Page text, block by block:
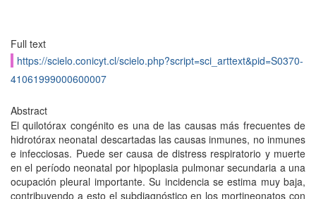
Full text
https://scielo.conicyt.cl/scielo.php?script=sci_arttext&pid=S0370-
41061999000600007
Abstract
El quilotórax congénito es una de las causas más frecuentes de
hidrotórax neonatal descartadas las causas inmunes, no inmunes
e infecciosas. Puede ser causa de distress respiratorio y muerte
en el período neonatal por hipoplasia pulmonar secundaria a una
ocupación pleural importante. Su incidencia se estima muy baja,
contribuyendo a esto el subdiagnóstico en los mortineonatos con